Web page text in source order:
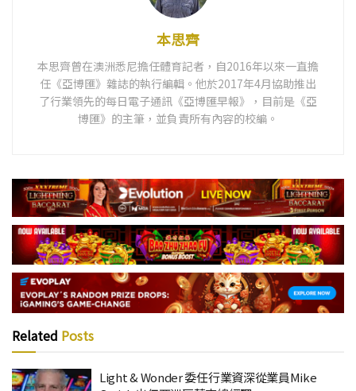
本思齊
本思齊曾在澳洲悉尼擔任體育記者，自2016年以來一直擔
任《亞博匯》雜誌的執行編輯。他於2017年4月協助推出
了行業領先的每日電子通訊《亞博匯早報》，目前是《亞
博匯》的主筆，並負責所有內容的校編。
Related Posts
Light & Wonder 委任行業資深從業員Mike